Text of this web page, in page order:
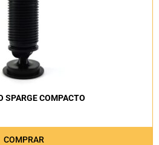
SPARGE COMPACTO
COMPRAR